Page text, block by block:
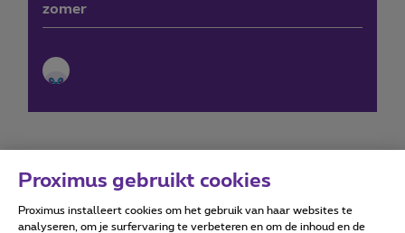
zomer
Forumvoorwaarden Accessibility statement
Proximus gebruikt cookies
Proximus installeert cookies om het gebruik van haar websites te
analyseren, om je surfervaring te verbeteren en om de inhoud en de